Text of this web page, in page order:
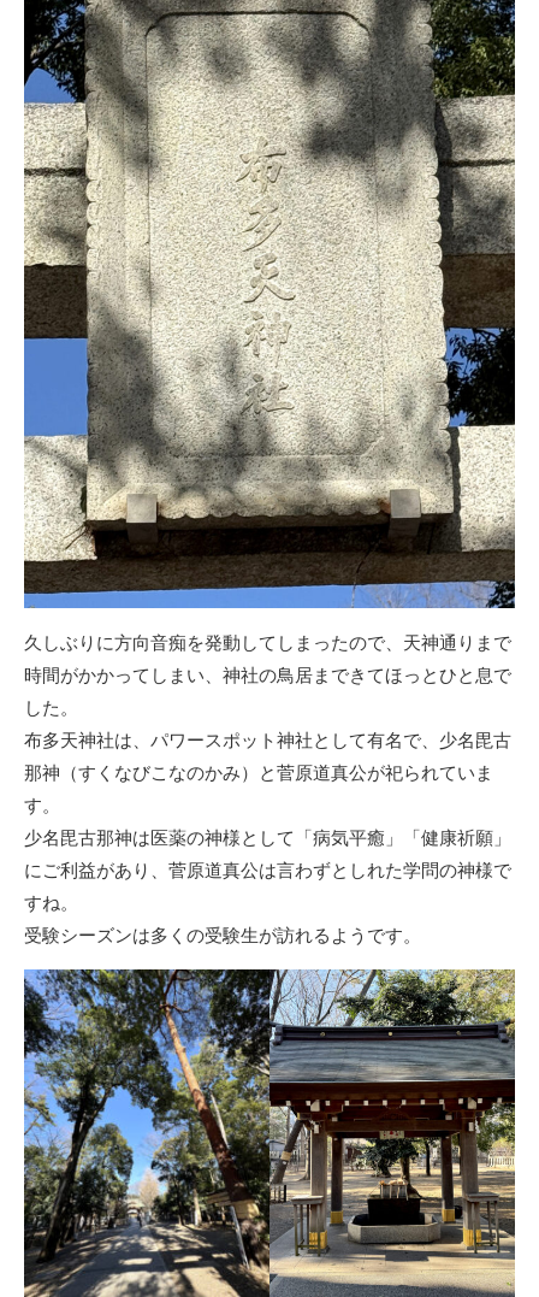
久しぶりに方向音痴を発動してしまったので、天神通りまで
時間がかかってしまい、神社の鳥居まできてほっとひと息で
した。
布多天神社は、パワースポット神社として有名で、少名毘古
那神（すくなびこなのかみ）と菅原道真公が祀られていま
す。
少名毘古那神は医薬の神様として「病気平癒」「健康祈願」
にご利益があり、菅原道真公は言わずとしれた学問の神様で
すね。
受験シーズンは多くの受験生が訪れるようです。